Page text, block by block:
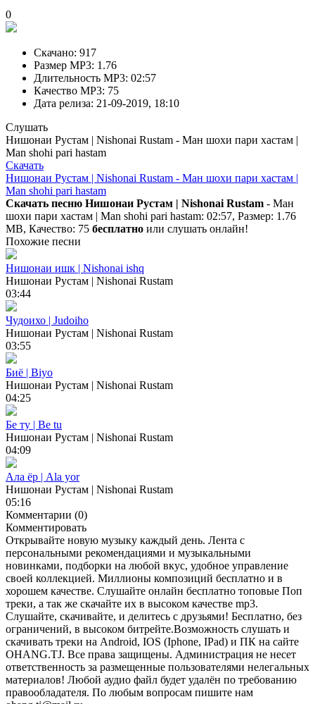
0
Скачано: 917
Размер MP3: 1.76
Длительность MP3: 02:57
Качество MP3: 75
Дата релиза: 21-09-2019, 18:10
Слушать
Нишонаи Рустам | Nishonai Rustam - Ман шохи пари хастам |
Man shohi pari hastam
Скачать
Нишонаи Рустам | Nishonai Rustam - Ман шохи пари хастам |
Man shohi pari hastam
Скачать песню Нишонаи Рустам | Nishonai Rustam - Ман
шохи пари хастам | Man shohi pari hastam: 02:57, Размер: 1.76
MB, Качество: 75 бесплатно или слушать онлайн!
Похожие песни
Нишонаи ишк | Nishonai ishq
Нишонаи Рустам | Nishonai Rustam
03:44
Чудоихо | Judoiho
Нишонаи Рустам | Nishonai Rustam
03:55
Биё | Biyo
Нишонаи Рустам | Nishonai Rustam
04:25
Бе ту | Be tu
Нишонаи Рустам | Nishonai Rustam
04:09
Ала ёр | Ala yor
Нишонаи Рустам | Nishonai Rustam
05:16
Комментарии (0)
Комментировать
Открывайте новую музыку каждый день. Лента с
персональными рекомендациями и музыкальными
новинками, подборки на любой вкус, удобное управление
своей коллекцией. Миллионы композиций бесплатно и в
хорошем качестве. Слушайте онлайн бесплатно топовые Поп
треки, а так же скачайте их в высоком качестве mp3.
Слушайте, скачивайте, и делитесь с друзьями! Бесплатно, без
ограничений, в высоком битрейте.Возможность слушать и
скачивать треки на Android, IOS (Iphone, IPad) и ПК на сайте
OHANG.TJ. Все права защищены. Администрация не несет
ответственность за размещенные пользователями нелегальных
материалов! Любой аудио файл будет удалён по требованию
правообладателя. По любым вопросам пишите нам